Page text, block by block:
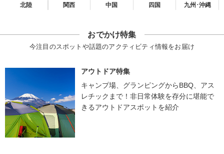
北陸 関西 中国 四国 九州･沖縄
おでかけ特集
今注目のスポットや話題のアクティビティ情報をお届け
アウトドア特集
キャンプ場、グランピングからBBQ、アス
レチックまで！非日常体験を存分に堪能で
きるアウトドアスポットを紹介